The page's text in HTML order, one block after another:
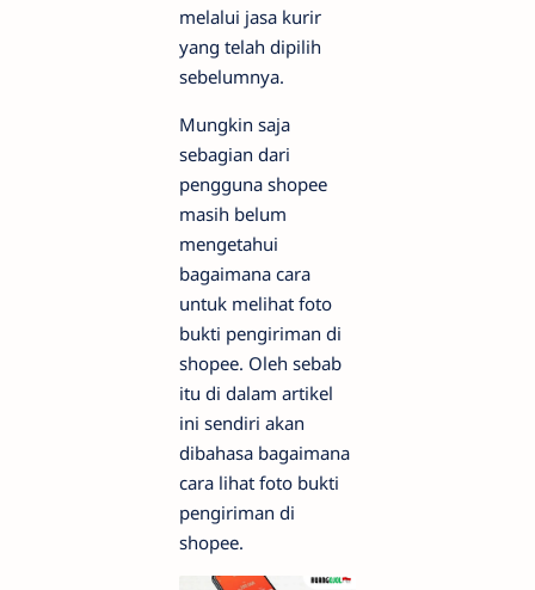
melalui jasa kurir
yang telah dipilih
sebelumnya.
Mungkin saja
sebagian dari
pengguna shopee
masih belum
mengetahui
bagaimana cara
untuk melihat foto
bukti pengiriman di
shopee. Oleh sebab
itu di dalam artikel
ini sendiri akan
dibahasa bagaimana
cara lihat foto bukti
pengiriman di
shopee.